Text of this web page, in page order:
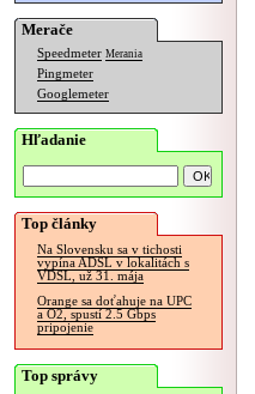
Merače
Speedmeter Merania
Pingmeter
Googlemeter
Hľadanie
Top články
Na Slovensku sa v tichosti
vypína ADSL v lokalitách s
VDSL, už 31. mája
Orange sa doťahuje na UPC
a O2, spustí 2.5 Gbps
pripojenie
Top správy